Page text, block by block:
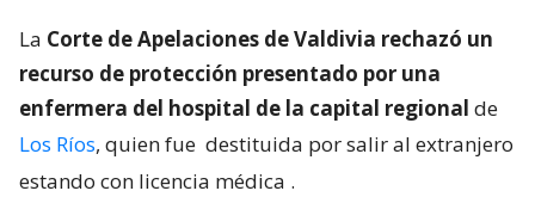
La Corte de Apelaciones de Valdivia rechazó un
recurso de protección presentado por una
enfermera del hospital de la capital regional de
Los Ríos, quien fue destituida por salir al extranjero
estando con licencia médica .